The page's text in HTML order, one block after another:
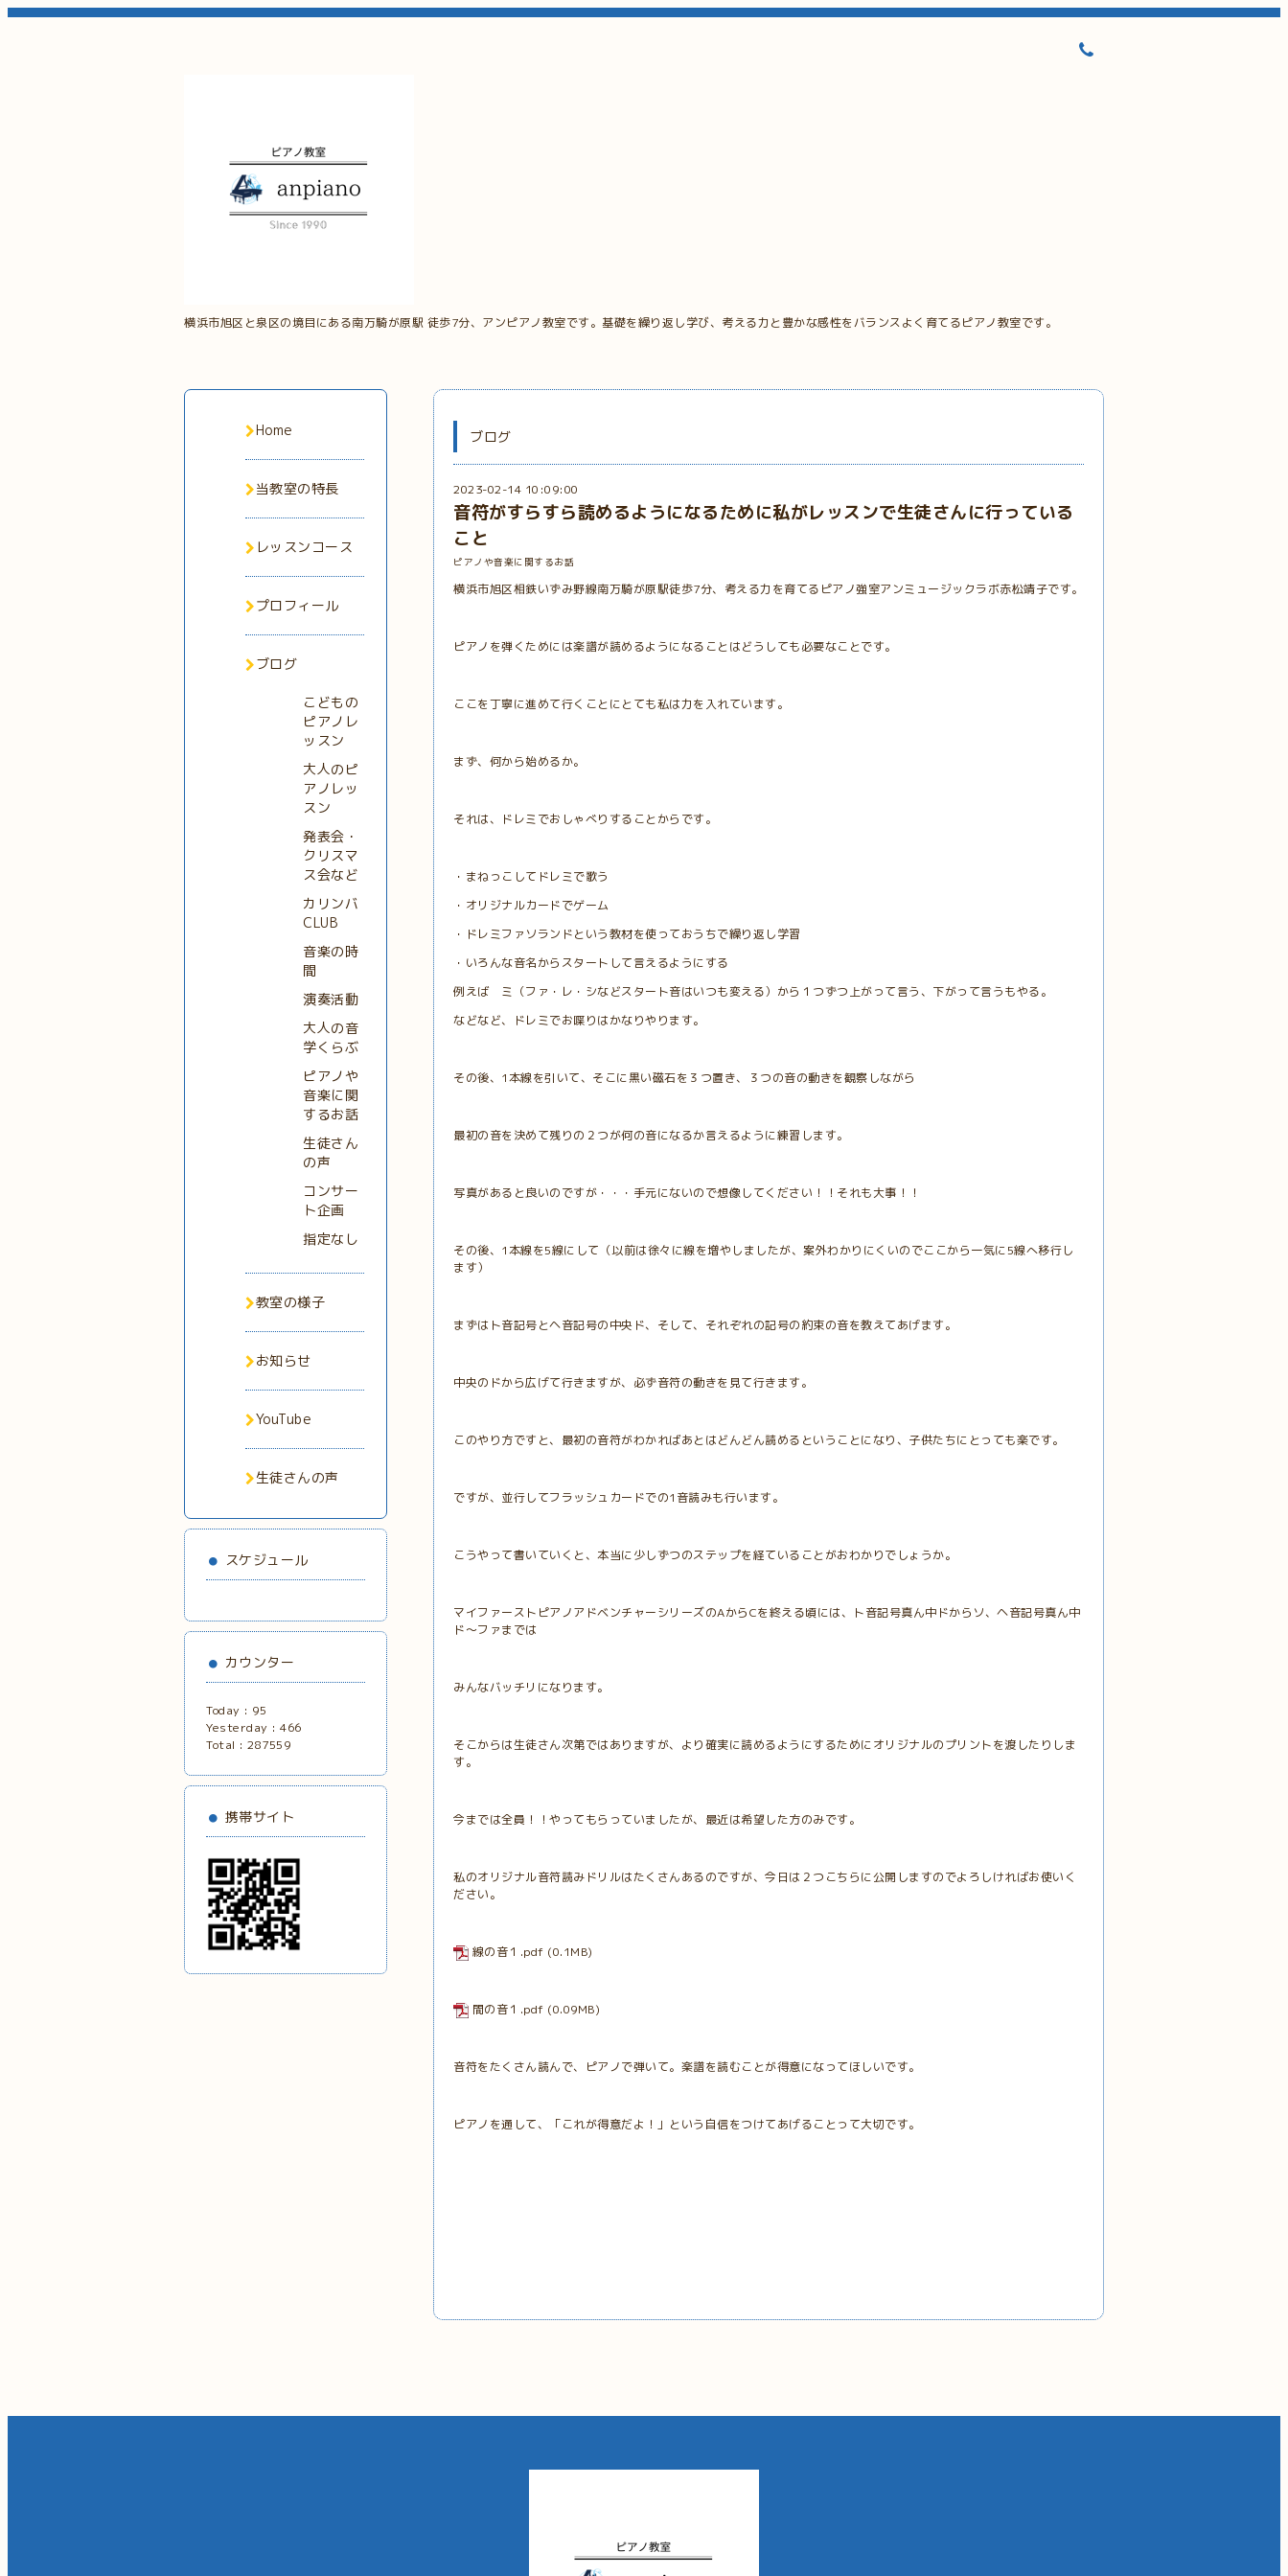
横浜市旭区と泉区の境目にある南万騎が原駅 徒歩7分、アンピアノ教室です。基礎を繰り返し学び、考える力と豊かな感性をバランスよく育てるピアノ教室です。
ブログ
2023-02-14 10:09:00
音符がすらすら読めるようになるために私がレッスンで生徒さんに行っている
こと
ピアノや音楽に関するお話
横浜市旭区相鉄いずみ野線南万騎が原駅徒歩7分、考える力を育てるピアノ強室アンミュージックラボ赤松靖子です。
ピアノを弾くためには楽譜が読めるようになることはどうしても必要なことです。
ここを丁寧に進めて行くことにとても私は力を入れています。
まず、何から始めるか。
それは、ドレミでおしゃべりすることからです。
・まねっこしてドレミで歌う
・オリジナルカードでゲーム
・ドレミファソランドという教材を使っておうちで繰り返し学習
・いろんな音名からスタートして言えるようにする
例えば ミ（ファ・レ・シなどスタート音はいつも変える）から１つずつ上がって言う、下がって言うもやる。
などなど、ドレミでお喋りはかなりやります。
その後、1本線を引いて、そこに黒い磁石を３つ置き、３つの音の動きを観察しながら
最初の音を決めて残りの２つが何の音になるか言えるように練習します。
写真があると良いのですが・・・手元にないので想像してください！！それも大事！！
その後、1本線を5線にして（以前は徐々に線を増やしましたが、案外わかりにくいのでここから一気に5線へ移行し
ます）
まずはト音記号とヘ音記号の中央ド、そして、それぞれの記号の約束の音を教えてあげます。
中央のドから広げて行きますが、必ず音符の動きを見て行きます。
このやり方ですと、最初の音符がわかればあとはどんどん読めるということになり、子供たちにとっても楽です。
ですが、並行してフラッシュカードでの1音読みも行います。
こうやって書いていくと、本当に少しずつのステップを経ていることがおわかりでしょうか。
マイファーストピアノアドベンチャーシリーズのAからCを終える頃には、ト音記号真ん中ドからソ、ヘ音記号真ん中
ド～ファまでは
みんなバッチリになります。
そこからは生徒さん次第ではありますが、より確実に読めるようにするためにオリジナルのプリントを渡したりしま
す。
今までは全員！！やってもらっていましたが、最近は希望した方のみです。
私のオリジナル音符読みドリルはたくさんあるのですが、今日は２つこちらに公開しますのでよろしければお使いく
ださい。
線の音１.pdf (0.1MB)
間の音１.pdf (0.09MB)
音符をたくさん読んで、ピアノで弾いて。楽譜を読むことが得意になってほしいです。
ピアノを通して、「これが得意だよ！」という自信をつけてあげることって大切です。
Home
当教室の特長
レッスンコース
プロフィール
ブログ
こどもの
ピアノレ
ッスン
大人のピ
アノレッ
スン
発表会・
クリスマ
ス会など
カリンバ
CLUB
音楽の時
間
演奏活動
大人の音
学くらぶ
ピアノや
音楽に関
するお話
生徒さん
の声
コンサー
ト企画
指定なし
教室の様子
お知らせ
YouTube
生徒さんの声
スケジュール
カウンター
Today : 95
Yesterday : 466
Total : 287559
携帯サイト